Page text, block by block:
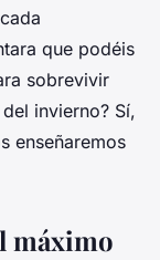
que podéis
sobrevivir
invierno? Sí,
enseñaremos
máximo